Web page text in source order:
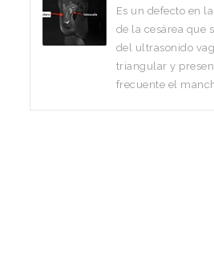
Es un defecto en
de la cesárea que
del ultrasonido
triangular y
frecuente el